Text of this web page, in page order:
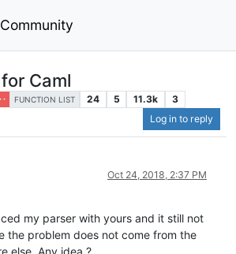
Community
Caml
· FUNCTION LIST 24 5 11.3k
3
Log in to reply
Oct 24, 2018, 2:37 PM
my parser with yours and it still not
the problem does not come from the